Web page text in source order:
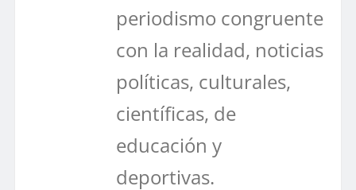
periodismo congruente
con la realidad, noticias
políticas, culturales,
científicas, de
educación y
deportivas.